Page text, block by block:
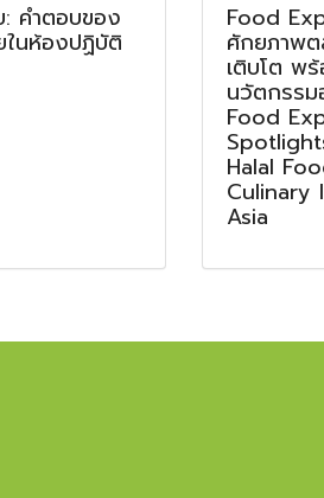
: คำตอบของ
นห้องปฏิบัติ
Food
ศักยภาพต
เติบโต พ
นวัตกรรม
Food
Halal
Culinary
Asia